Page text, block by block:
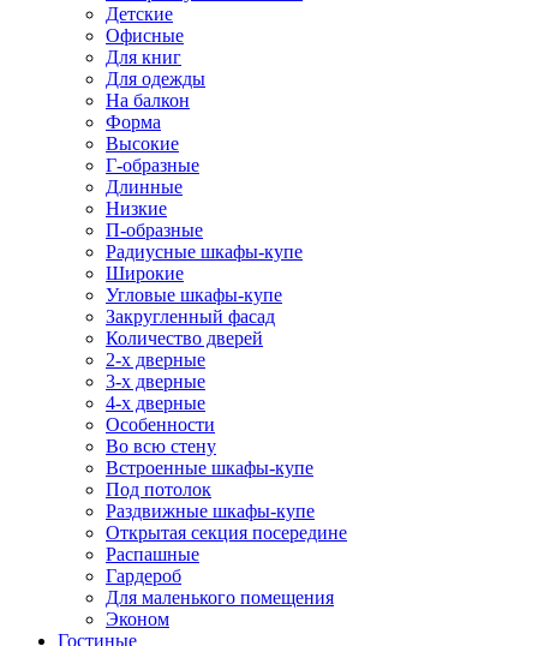
Детские
Офисные
Для книг
Для одежды
На балкон
Форма
Высокие
Г-образные
Длинные
Низкие
П-образные
Радиусные шкафы-купе
Широкие
Угловые шкафы-купе
Закругленный фасад
Количество дверей
2-х дверные
3-х дверные
4-х дверные
Особенности
Во всю стену
Встроенные шкафы-купе
Под потолок
Раздвижные шкафы-купе
Открытая секция посередине
Распашные
Гардероб
Для маленького помещения
Эконом
Гостиные